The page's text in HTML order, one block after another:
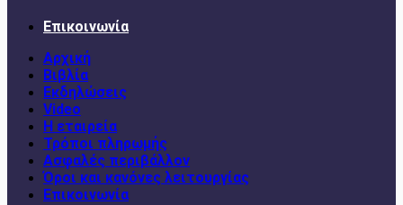
Επικοινωνία
Αρχική
Βιβλία
Εκδηλώσεις
Video
Η εταιρεία
Τρόποι πληρωμής
Ασφαλές περιβάλλον
Όροι και κανόνες λειτουργίας
Επικοινωνία